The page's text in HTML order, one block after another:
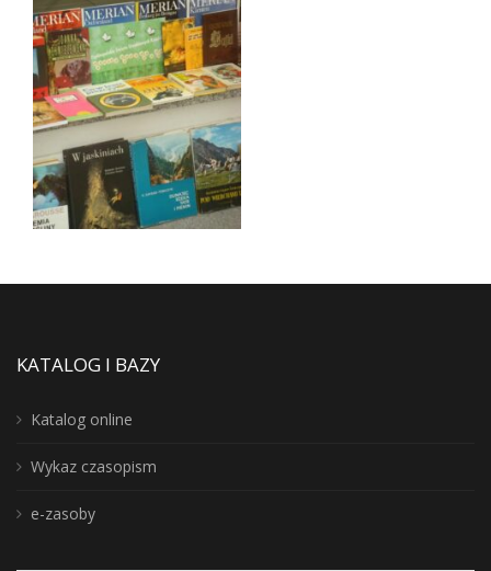
KATALOG I BAZY
Katalog online
Wykaz czasopism
e-zasoby